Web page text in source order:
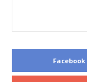
Facebook